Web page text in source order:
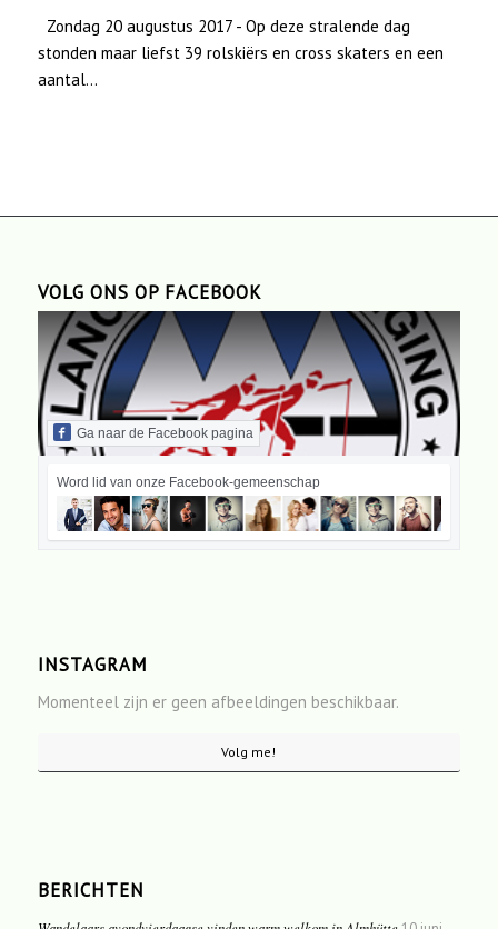
Zondag 20 augustus 2017 - Op deze stralende dag
stonden maar liefst 39 rolskiërs en cross skaters en een
aantal…
VOLG ONS OP FACEBOOK
Ga naar de Facebook pagina
Word lid van onze Facebook-gemeenschap
INSTAGRAM
Momenteel zijn er geen afbeeldingen beschikbaar.
Volg me!
BERICHTEN